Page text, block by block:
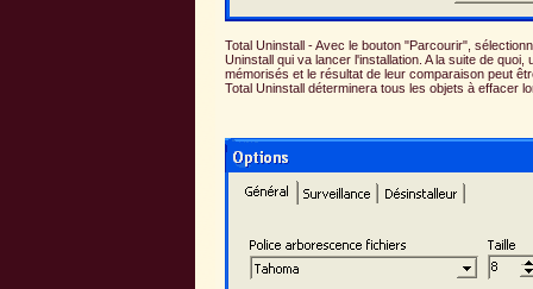
Total Uninstall - Avec le bouton "Parcourir",
Uninstall qui va lancer l'installation. A la suite de
mémorisés et le résultat de leur comparaison peut
Total Uninstall déterminera tous les objets à effacer